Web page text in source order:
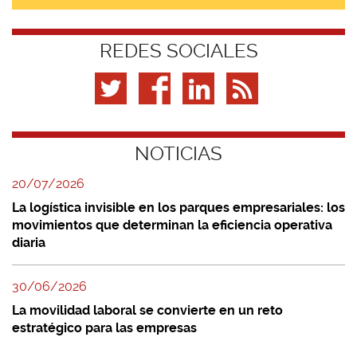
REDES SOCIALES
NOTICIAS
20/07/2026
La logística invisible en los parques empresariales: los
movimientos que determinan la eficiencia operativa
diaria
30/06/2026
La movilidad laboral se convierte en un reto
estratégico para las empresas